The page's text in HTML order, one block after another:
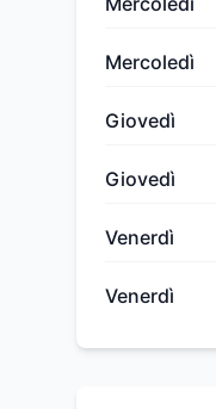
Mercoledì
Giovedì
Giovedì
Venerdì
Venerdì